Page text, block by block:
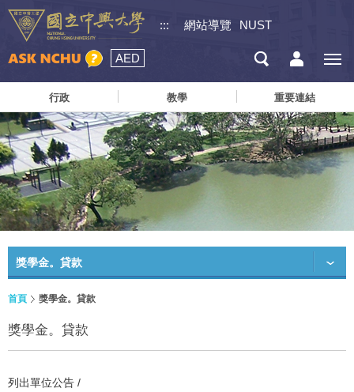
::: 網站導覽 NUST
AED
行政 教學 重要連結
獎學金。貸款
首頁 獎學金。貸款
獎學金。貸款
列出單位公告 /